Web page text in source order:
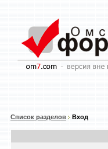
Список разделов Вход